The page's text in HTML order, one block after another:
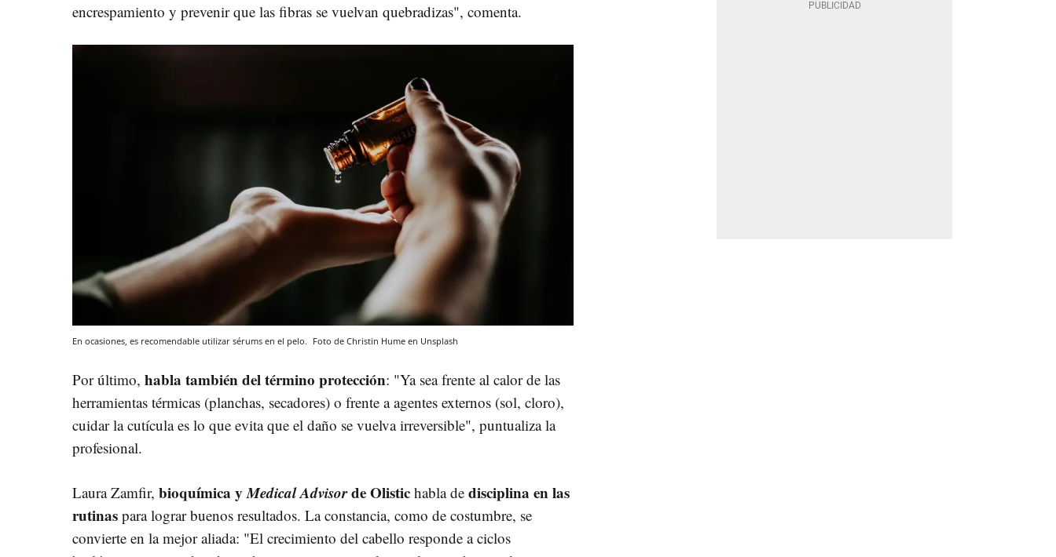
encrespamiento y prevenir que las fibras se vuelvan quebradizas", comenta.
En ocasiones, es recomendable utilizar sérums en el pelo. Foto de Christin Hume en Unsplash
Por último, habla también del término protección: "Ya sea frente al calor de las
herramientas térmicas (planchas, secadores) o frente a agentes externos (sol, cloro),
cuidar la cutícula es lo que evita que el daño se vuelva irreversible", puntualiza la
profesional.
Laura Zamfir, bioquímica yMedical Advisorde Olistic habla de disciplina en las
rutinas para lograr buenos resultados. La constancia, como de costumbre, se
convierte en la mejor aliada: "El crecimiento del cabello responde a ciclos